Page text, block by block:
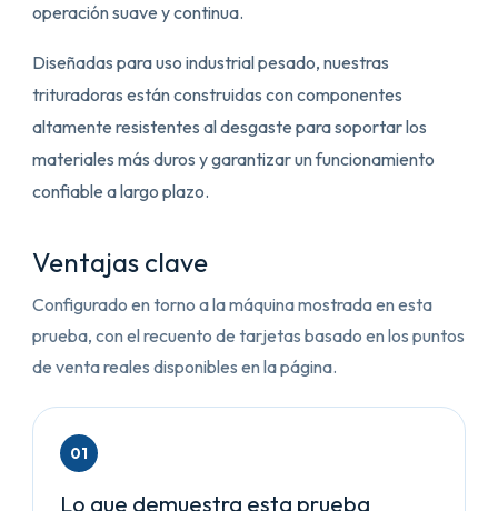
operación suave y continua.
Diseñadas para uso industrial pesado, nuestras
trituradoras están construidas con componentes
altamente resistentes al desgaste para soportar los
materiales más duros y garantizar un funcionamiento
confiable a largo plazo.
Ventajas clave
Configurado en torno a la máquina mostrada en esta
prueba, con el recuento de tarjetas basado en los puntos
de venta reales disponibles en la página.
01
Lo que demuestra esta prueba